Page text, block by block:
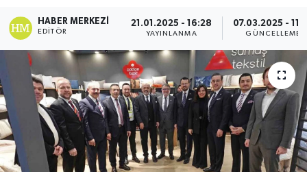
HABER MERKEZI
EDITÖR
21.01.2025 - 16:28
YAYINLANMA
07.03.2025 -
GÜNCELLEME
ÖZEL HABER
DTO
RESMİ REKLAM